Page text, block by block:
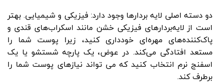
دو دسته اصلی لایه بردارها وجود دارد: فیزیکی و شیمیایی. بهتر
است از لایه‌بردارهای فیزیکی خشن مانند اسکراب‌های قندی و
پاک‌کننده‌های مهره‌ای خودداری کنید، زیرا پوست شما را
مستعد افتادگی می‌کند. در عوض، یک پارچه شستشو یا یک
اسفنج نرم انتخاب کنید که می تواند نیازهای پوست شما را
برطرف کند.